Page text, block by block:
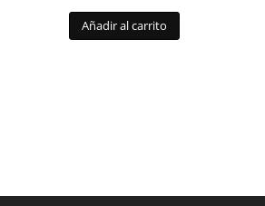
Añadir al carrito